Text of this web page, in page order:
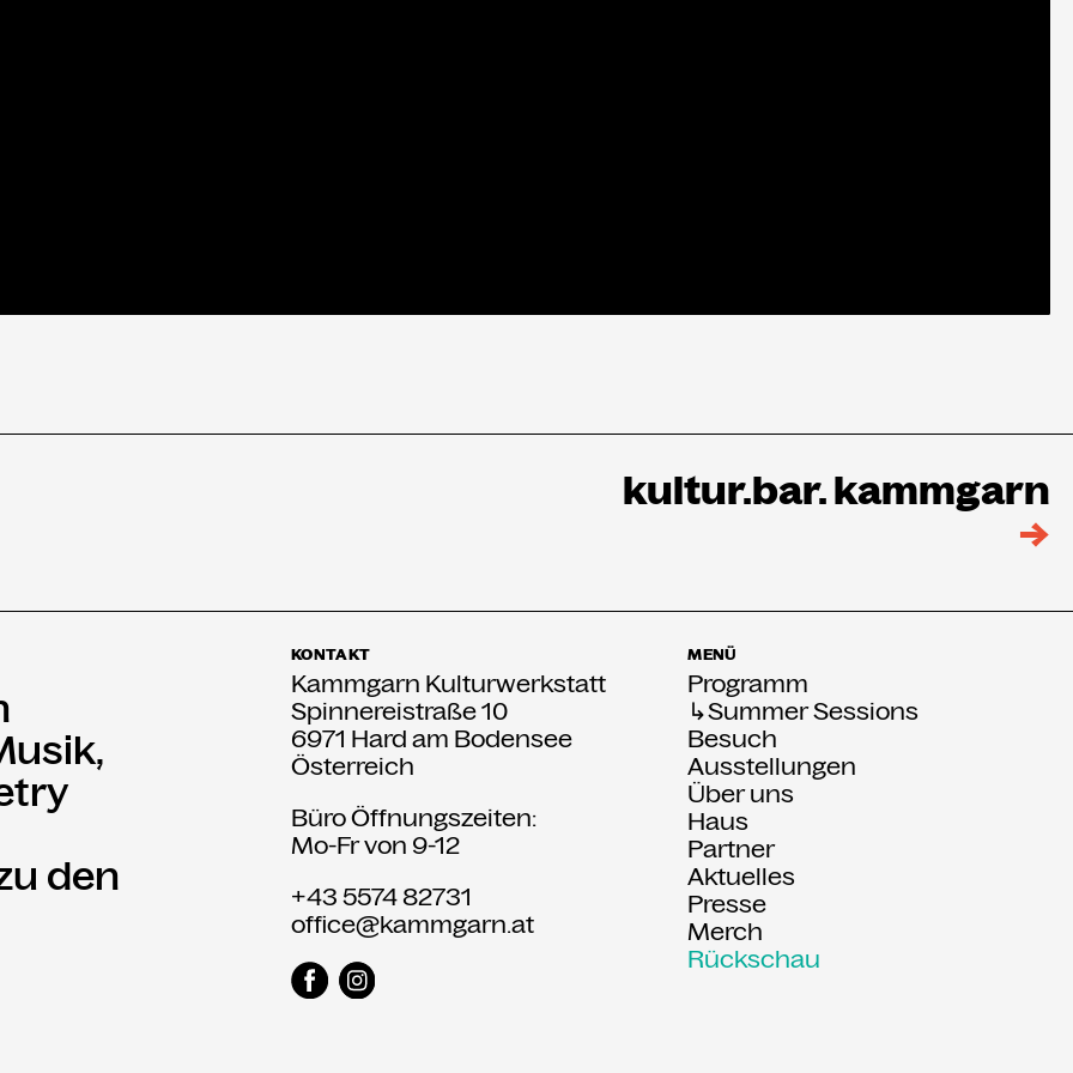
kultur.bar. kammgarn
→
den
KONTAKT
Kammgarn Kulturwerkstatt
Spinnereistraße 10
6971 Hard am Bodensee
Österreich
Büro Öffnungszeiten:
Mo-Fr von 9-12
+43 5574 82731
office@kammgarn.at
MENÜ
Programm
↳Summer Sessions
Besuch
Ausstellungen
Über uns
Haus
Partner
Aktuelles
Presse
Merch
Rückschau